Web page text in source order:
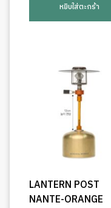
หยิบใส่ตะกร้า
LANTERN POST
NANTE-ORANGE